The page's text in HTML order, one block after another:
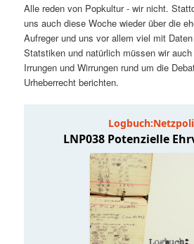
Alle reden von Popkultur - wir nicht.
uns auch diese Woche wieder über die
Aufreger und uns vor allem viel mit
Statstiken und natürlich müssen wir
Irrungen und Wirrungen rund um die
Urheberrecht berichten.